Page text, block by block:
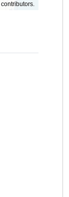
contributors.